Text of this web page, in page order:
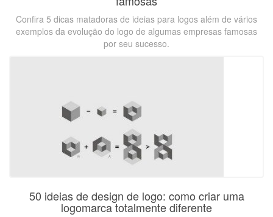
Confira 5 dicas matadoras de ideias para logos além de vários
exemplos da evolução do logo de algumas empresas famosas
por seu sucesso.
50 ideias de design de logo: como criar uma
logomarca totalmente diferente